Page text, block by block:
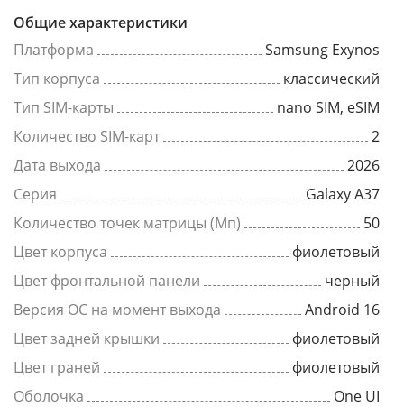
Общие характеристики
Платформа
Samsung Exynos
Тип корпуса
классический
Тип SIM-карты
nano SIM, eSIM
Количество SIM-карт
2
Дата выхода
2026
Серия
Galaxy A37
Количество точек матрицы (Мп)
50
Цвет корпуса
фиолетовый
Цвет фронтальной панели
черный
Версия ОС на момент выхода
Android 16
Цвет задней крышки
фиолетовый
Цвет граней
фиолетовый
Оболочка
One UI